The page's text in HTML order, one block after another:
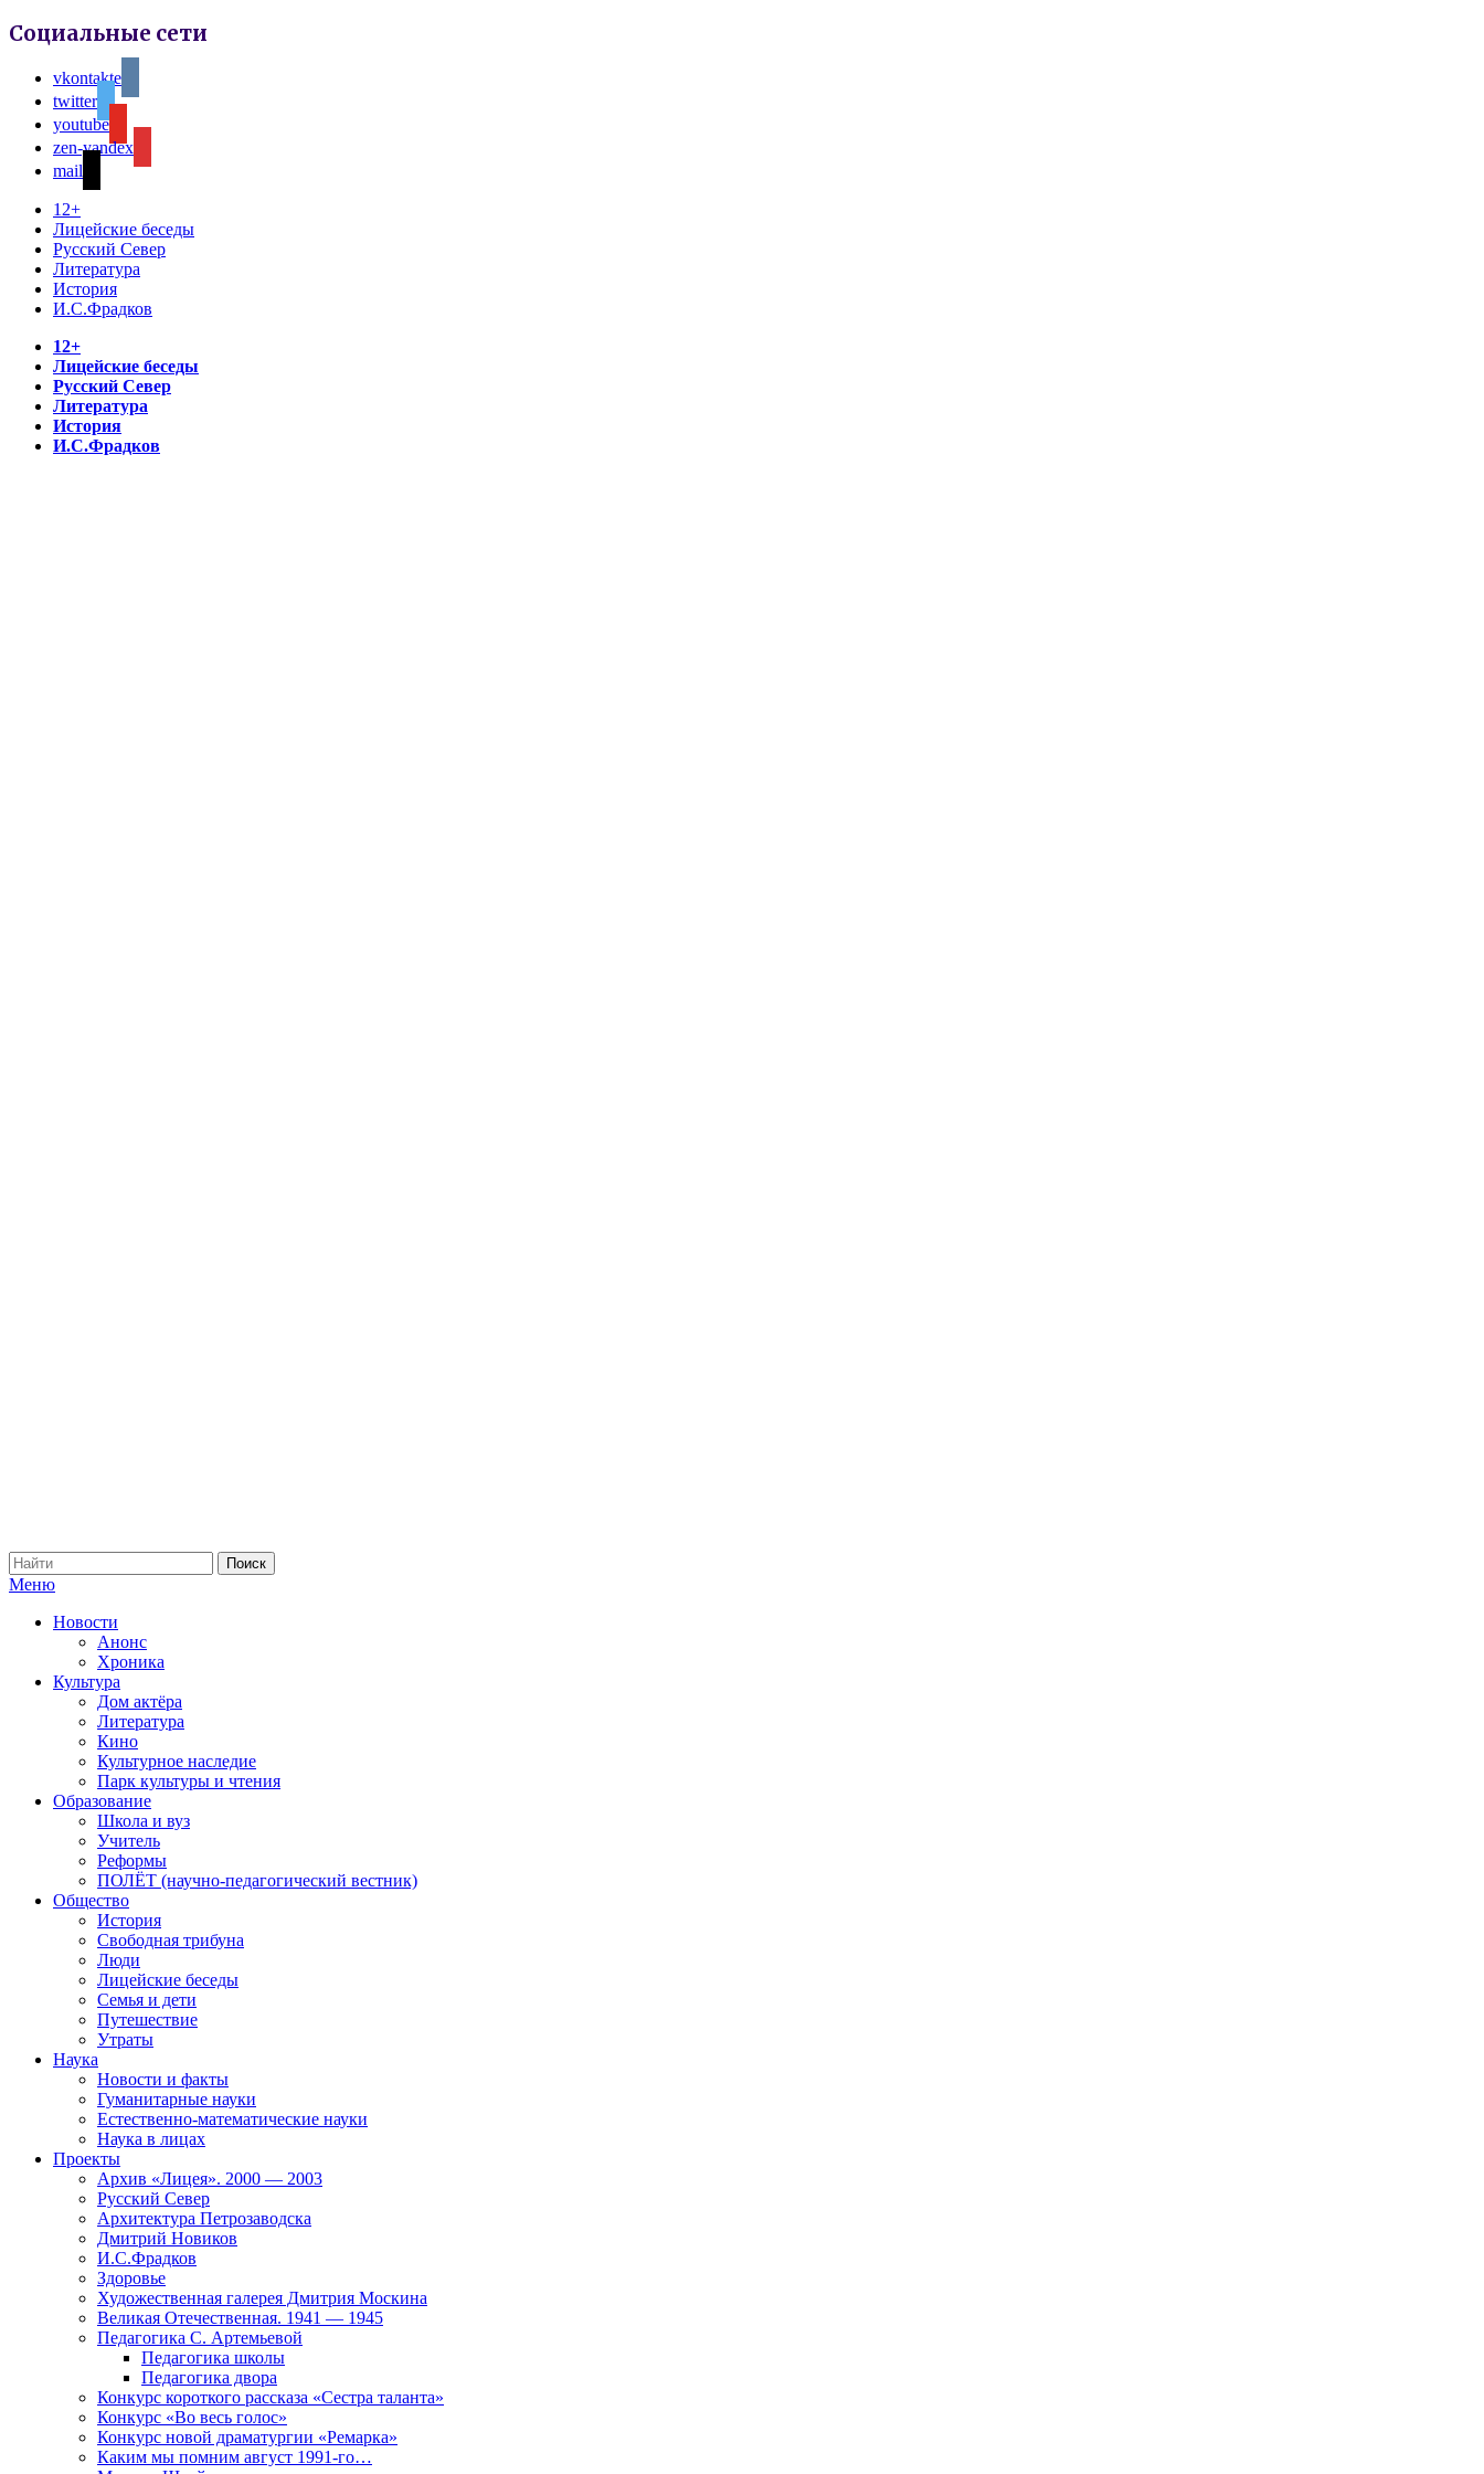
Социальные сети
vkontakte
twitter
youtube
zen-yandex
mail
12+
Лицейские беседы
Русский Север
Литература
История
И.С.Фрадков
12+
Лицейские беседы
Русский Север
Литература
История
И.С.Фрадков
Меню
Новости
Анонс
Хроника
Культура
Дом актёра
Литература
Кино
Культурное наследие
Парк культуры и чтения
Образование
Школа и вуз
Учитель
Реформы
ПОЛЁТ (научно-педагогический вестник)
Общество
История
Свободная трибуна
Люди
Лицейские беседы
Семья и дети
Путешествие
Утраты
Наука
Новости и факты
Гуманитарные науки
Естественно-математические науки
Наука в лицах
Проекты
Архив «Лицея». 2000 — 2003
Русский Север
Архитектура Петрозаводска
Дмитрий Новиков
И.С.Фрадков
Здоровье
Художественная галерея Дмитрия Москина
Великая Отечественная. 1941 — 1945
Педагогика С. Артемьевой
Педагогика школы
Педагогика двора
Конкурс короткого рассказа «Сестра таланта»
Конкурс «Во весь голос»
Конкурс новой драматургии «Ремарка»
Каким мы помним август 1991-го…